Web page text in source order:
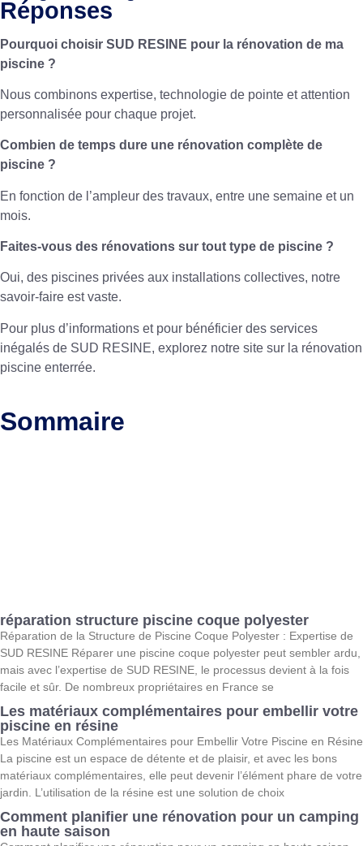
Réponses
Pourquoi choisir SUD RESINE pour la rénovation de ma
piscine ?
Nous combinons expertise, technologie de pointe et attention
personnalisée pour chaque projet.
Combien de temps dure une rénovation complète de
piscine ?
En fonction de l’ampleur des travaux, entre une semaine et un
mois.
Faites-vous des rénovations sur tout type de piscine ?
Oui, des piscines privées aux installations collectives, notre
savoir-faire est vaste.
Pour plus d’informations et pour bénéficier des services
inégalés de SUD RESINE, explorez notre site sur la rénovation
piscine enterrée.
Sommaire
réparation structure piscine coque polyester
Réparation de la Structure de Piscine Coque Polyester : Expertise de
SUD RESINE Réparer une piscine coque polyester peut sembler ardu,
mais avec l’expertise de SUD RESINE, le processus devient à la fois
facile et sûr. De nombreux propriétaires en France se
Les matériaux complémentaires pour embellir votre
piscine en résine
Les Matériaux Complémentaires pour Embellir Votre Piscine en Résine
La piscine est un espace de détente et de plaisir, et avec les bons
matériaux complémentaires, elle peut devenir l’élément phare de votre
jardin. L’utilisation de la résine est une solution de choix
Comment planifier une rénovation pour un camping
en haute saison